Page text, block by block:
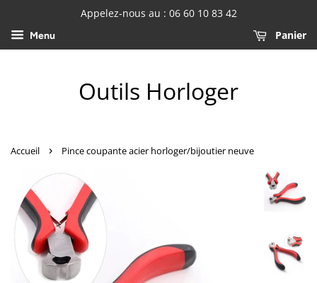
Appelez-nous au : 06 60 10 83 42
Menu Panier
Outils Horloger
Accueil › Pince coupante acier horloger/bijoutier neuve